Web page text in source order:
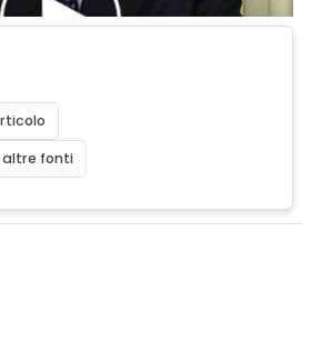
altre fonti